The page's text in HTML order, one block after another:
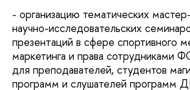
- организацию тематических
научно-исследовательских
презентаций в сфере спортивного
маркетинга и права сотрудниками
для преподавателей, студентов
программ и слушателей программ